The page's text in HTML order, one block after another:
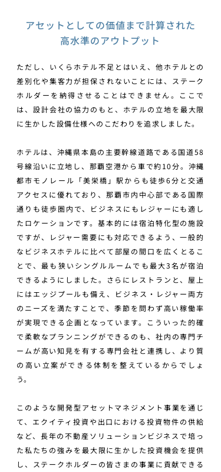
アセットとしての価値まで計算された
高水準のアウトプット
ただし、いくらホテル不足とはいえ、他ホテルとの
差別化や集客力が担保されないことには、ステーク
ホルダーを納得させることはできません。ここで
は、設計会社の協力のもと、ホテルの立地を最大限
に生かした設備仕様へのこだわりを追求しました。
ホテルは、沖縄県本島の主要幹線道路である国道58
号線沿いに立地し、那覇空港から車で約10分。沖縄
都市モノレール「美栄橋」駅からも徒歩6分と交通
アクセスに優れており、那覇市内中心部である国際
通りも徒歩圏内で、ビジネスにもレジャーにも適し
たロケーションです。基本的には宿泊特化型の施設
ですが、レジャー需要にも対応できるよう、一般的
なビジネスホテルに比べて部屋の間口を広くとるこ
とで、最も狭いシングルルームでも最大3名が宿泊
できるようにしました。さらにレストランと、屋上
にはエッジプールも備え、ビジネス・レジャー両方
のニーズを満たすことで、季節を問わず高い稼働率
が実現できる企画となっています。こういった的確
で柔軟なプランニングができるのも、社内の専門チ
ームが高い知見を有する専門会社と連携し、より質
の高い立案ができる体制を整えているからでしょ
う。
このような開発型アセットマネジメント事業を通じ
て、エクイティ投資や出口における投資物件の供給
など、長年の不動産ソリューションビジネスで培っ
た私たちの強みを最大限に生かした投資機会を提供
し、ステークホルダーの皆さまの事業に貢献できる